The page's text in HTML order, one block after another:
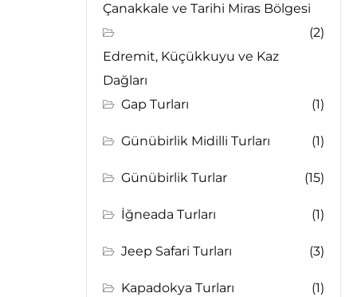
Çanakkale ve Tarihi Miras Bölgesi
Edremit, Küçükkuyu ve Kaz
Dağları
(2)
Gap Turları (1)
Günübirlik Midilli Turları (1)
Günübirlik Turlar (15)
İğneada Turları (1)
Jeep Safari Turları (3)
Kapadokya Turları (1)